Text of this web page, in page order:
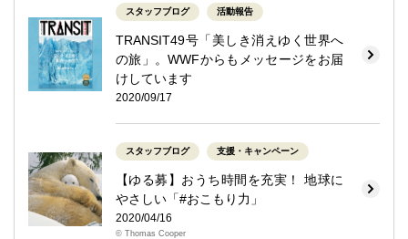
スタッフブログ 活動報告
TRANSIT49号「美しき消えゆく世界へ
の旅」。WWFからもメッセージをお届
けしています
2020/09/17
スタッフブログ 支援・キャンペーン
【ゆる募】おうち時間を充実！ 地球に
やさしい「#おこもり力」
2020/04/16
© Thomas Cooper